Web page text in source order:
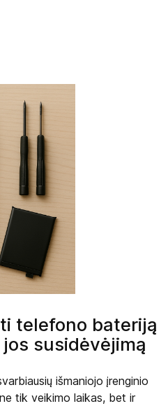
telefono bateriją
susidėvėjimą
išmaniojo įrenginio
tik veikimo laikas, bet ir